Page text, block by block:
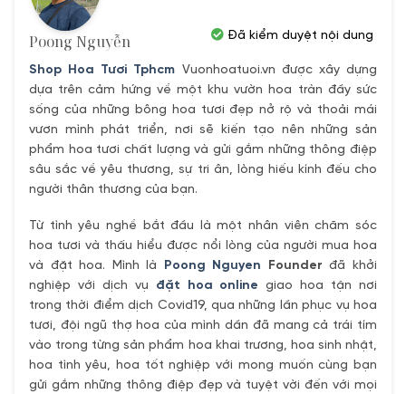
Poong Nguyễn
Shop Hoa Tươi Tphcm Vuonhoatuoi.vn được xây dựng
dựa trên cảm hứng về một khu vườn hoa tràn đầy sức
sống của những bông hoa tươi đẹp nở rộ và thoải mái
vươn mình phát triển, nơi sẽ kiến tạo nên những sản
phẩm hoa tươi chất lượng và gửi gắm những thông điệp
sâu sắc về yêu thương, sự tri ân, lòng hiếu kính đếu cho
người thân thương của bạn.
Từ tình yêu nghề bắt đầu là một nhân viên chăm sóc
hoa tươi và thấu hiểu được nổi lòng của người mua hoa
và đặt hoa. Mình là Poong Nguyen Founder đã khởi
nghiệp với dịch vụ đặt hoa online giao hoa tận nơi
trong thời điểm dịch Covid19, qua những lần phục vụ hoa
tươi, đội ngũ thợ hoa của mình dần đã mang cả trái tím
vào trong từng sản phẩm hoa khai trương, hoa sinh nhật,
hoa tình yêu, hoa tốt nghiệp với mong muốn cùng bạn
gửi gắm những thông điệp đẹp và tuyệt vời đến với mọi
Đã kiểm duyệt nội dung